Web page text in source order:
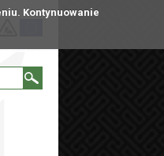
Kontynuowanie